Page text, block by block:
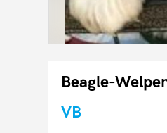
Beagle-
VB